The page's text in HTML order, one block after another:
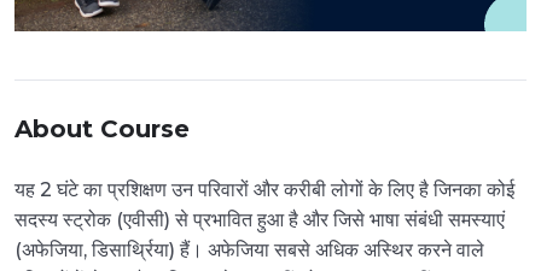
About Course
यह 2 घंटे का प्रशिक्षण उन परिवारों और करीबी लोगों के लिए है जिनका कोई
सदस्य स्ट्रोक (एवीसी) से प्रभावित हुआ है और जिसे भाषा संबंधी समस्याएं
(अफेजिया, डिसार्थ्रिया) हैं। अफेजिया सबसे अधिक अस्थिर करने वाले